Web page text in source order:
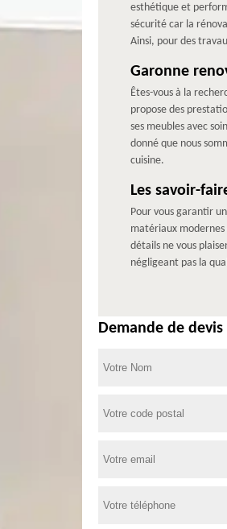
esthétique et
sécurité car la
Ainsi, pour des
Garonne
Êtes-vous à la
propose des
ses meubles avec
donné que nous
cuisine.
Les savoir-
Pour vous garantir
matériaux
détails ne vous
négligeant pas la
Demande de